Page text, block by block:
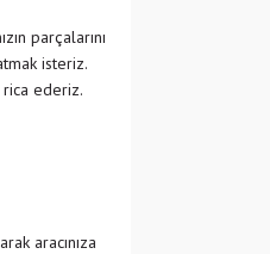
parçalarını
isteriz.
rica ederiz.
aracınıza